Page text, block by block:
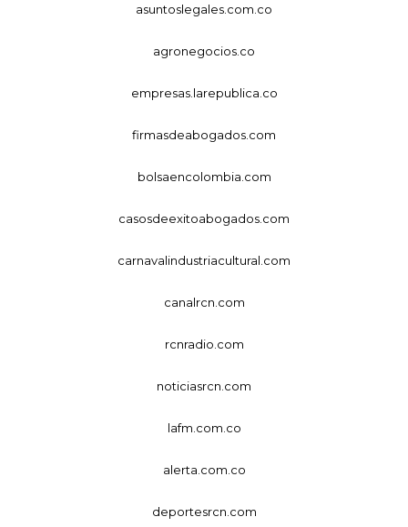
asuntoslegales.com.co
agronegocios.co
empresas.larepublica.co
firmasdeabogados.com
bolsaencolombia.com
casosdeexitoabogados.com
carnavalindustriacultural.com
canalrcn.com
rcnradio.com
noticiasrcn.com
lafm.com.co
alerta.com.co
deportesrcn.com